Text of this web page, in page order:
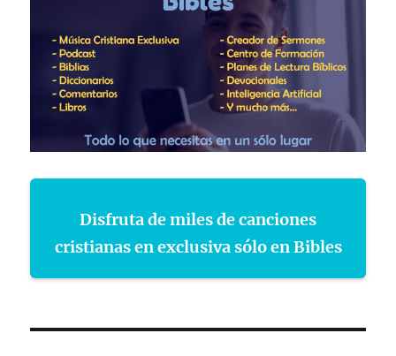
Disfruta de miles de canciones
cristianas en exclusiva sólo en Bibles